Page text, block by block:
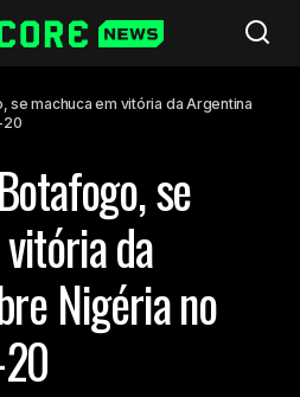
se machuca em vitória da Argentina
20
se
da
Nigéria no